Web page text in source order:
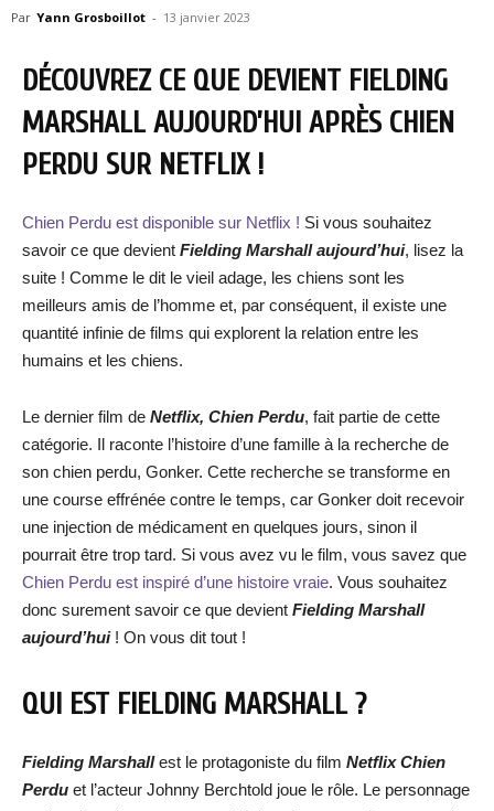
Par Yann Grosboillot - 13 janvier 2023
DÉCOUVREZ CE QUE DEVIENT FIELDING
MARSHALL AUJOURD’HUI APRÈS CHIEN
PERDU SUR NETFLIX !
Chien Perdu est disponible sur Netflix ! Si vous souhaitez
savoir ce que devient Fielding Marshall aujourd’hui, lisez la
suite ! Comme le dit le vieil adage, les chiens sont les
meilleurs amis de l’homme et, par conséquent, il existe une
quantité infinie de films qui explorent la relation entre les
humains et les chiens.
Le dernier film de Netflix, Chien Perdu, fait partie de cette
catégorie. Il raconte l’histoire d’une famille à la recherche de
son chien perdu, Gonker. Cette recherche se transforme en
une course effrénée contre le temps, car Gonker doit recevoir
une injection de médicament en quelques jours, sinon il
pourrait être trop tard. Si vous avez vu le film, vous savez que
Chien Perdu est inspiré d’une histoire vraie. Vous souhaitez
donc surement savoir ce que devient Fielding Marshall
aujourd’hui ! On vous dit tout !
QUI EST FIELDING MARSHALL ?
Fielding Marshallest le protagoniste du film NetflixChien
Perdu et l’acteur Johnny Berchtold joue le rôle. Le personnage